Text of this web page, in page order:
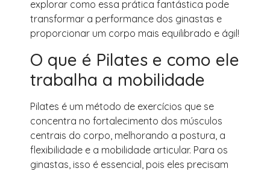
explorar como essa prática fantástica pode
transformar a performance dos ginastas e
proporcionar um corpo mais equilibrado e ágil!
O que é Pilates e como ele
trabalha a mobilidade
Pilates é um método de exercícios que se
concentra no fortalecimento dos músculos
centrais do corpo, melhorando a postura, a
flexibilidade e a mobilidade articular. Para os
ginastas, isso é essencial, pois eles precisam